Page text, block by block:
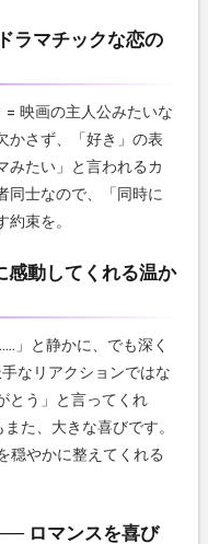
ラマチックな恋の
= 映画の主人公みたいな
かさず、「好き」の表
みたい」と言われるカ
同士なので、「同時に
束を。
感動してくれる温か
」と静かに、でも深く
なリアクションではな
とう」と言ってくれ
た、大きな喜びです。
穏やかに整えてくれる
ロマンスを喜び